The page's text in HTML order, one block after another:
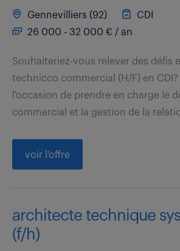
Gennevilliers (92)
CDI
26 000 - 32 000 € / an
Souhaiteriez-vous relever des défis
technicco commercial (H/F) en CDI?
l'occasion de prendre en charge le
commercial et la gestion de la
voir l'offre
architecte technique
(f/h)